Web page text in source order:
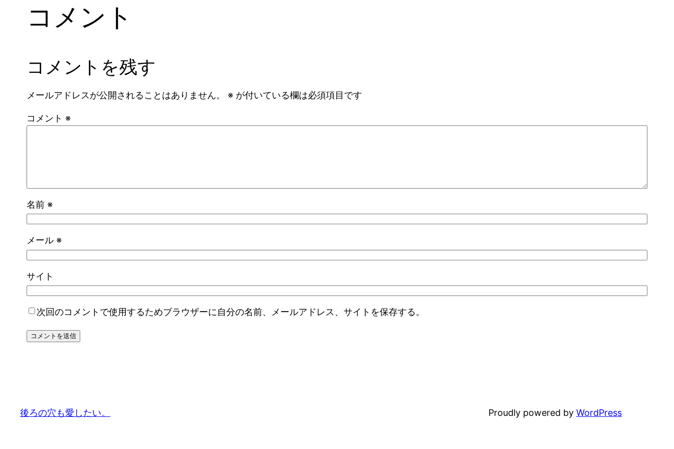
コメント
コメントを残す
メールアドレスが公開されることはありません。 ※ が付いている欄は必須項目です
コメント ※
名前 ※
メール ※
サイト
次回のコメントで使用するためブラウザーに自分の名前、メールアドレス、サイトを保存する。
後ろの穴も愛したい。 Proudly powered by WordPress